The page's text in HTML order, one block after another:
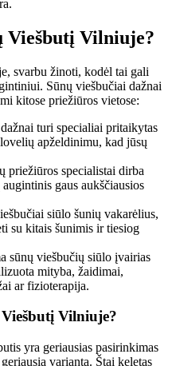
Viešbutį Vilniuje?
svarbu žinoti, kodėl tai gali
Sūnų viešbučiai dažnai
kitose priežiūros vietose:
turi specialiai pritaikytas
apželdinimu, kad jūsų
priežiūros specialistai dirba
gaus aukščiausios
siūlo šunių vakarėlius,
su kitais šunimis ir tiesiog
sūnų viešbučių siūlo įvairias
mityba, žaidimai,
ar fizioterapija.
Vilniuje?
yra geriausias pasirinkimas
variantą. Štai keletas